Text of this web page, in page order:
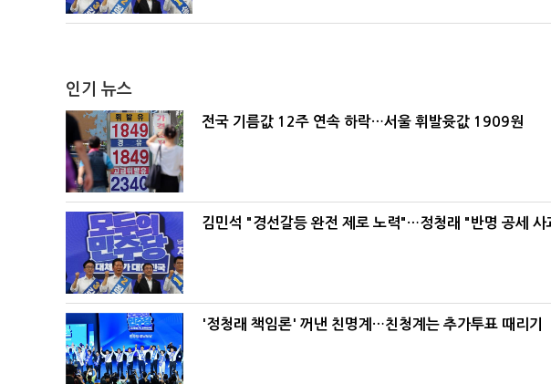
인기 뉴스
전국 기름값 12주 연속 하락…서울 휘발윳값 1909원
김민석 "경선갈등 완전 제로 노력"…정청래 "반명 공세 사
'정청래 책임론' 꺼낸 친명계…친청계는 추가투표 때리기